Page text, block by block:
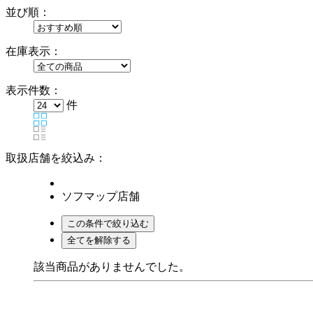
並び順：
在庫表示：
表示件数：
件
取扱店舗を絞込み：
ソフマップ店舗
該当商品がありませんでした。